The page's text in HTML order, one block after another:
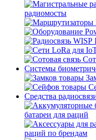
радиомосты
Системы
Средства
батареи для раций
раций по брендам